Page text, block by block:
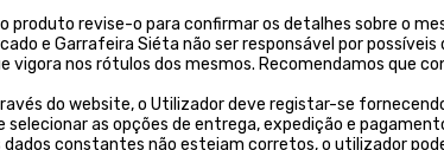
produto revise-o para confirmar os detalhes sobre o
e Garrafeira Siéta não ser responsável por
vigora nos rótulos dos mesmos. Recomendamos que
do website, o Utilizador deve registar-se
selecionar as opções de entrega, expedição e
constantes não estejam corretos, o utilizador